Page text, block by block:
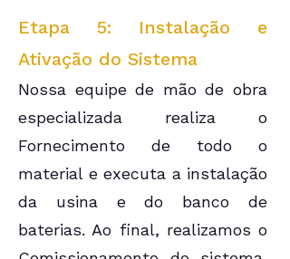
Etapa 5: Instalação e
Ativação do Sistema
Nossa equipe de mão de obra
especializada realiza o
Fornecimento de todo o
material e executa a instalação
da usina e do banco de
baterias. Ao final, realizamos o